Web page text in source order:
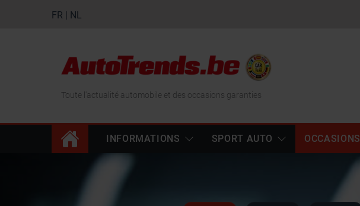
FR | NL
Toute l'actualité automobile et des occasions garanties
INFORMATIONS SPORT AUTO OCCASIONS